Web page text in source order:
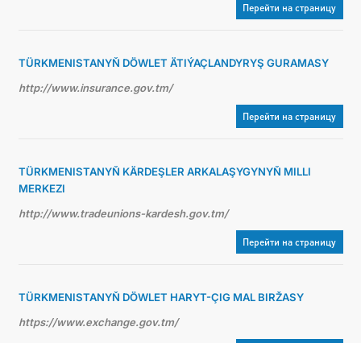
Перейти на страницу
TÜRKMENISTANYŇ DÖWLET ÄTIÝAÇLANDYRYŞ GURAMASY
http://www.insurance.gov.tm/
Перейти на страницу
TÜRKMENISTANYŇ KÄRDEŞLER ARKALAŞYGYNYŇ MILLI
MERKEZI
http://www.tradeunions-kardesh.gov.tm/
Перейти на страницу
TÜRKMENISTANYŇ DÖWLET HARYT-ÇIG MAL BIRŽASY
https://www.exchange.gov.tm/